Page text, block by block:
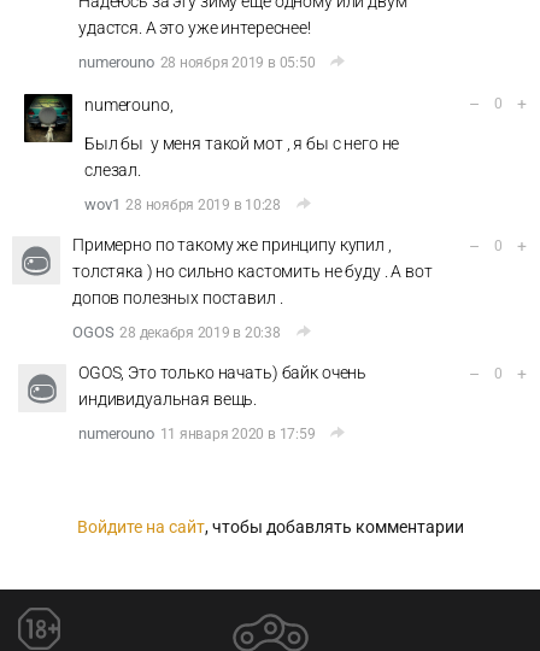
удастся. А это уже интереснее!
numerouno 28 ноября 2019 в 05:50
numerouno,
Был бы у меня такой мот , я бы с него не
слезал.
wov1 28 ноября 2019 в 10:28
– 0 +
Примерно по такому же принципу купил ,
толстяка ) но сильно кастомить не буду . А вот
допов полезных поставил .
OGOS 28 декабря 2019 в 20:38
– 0 +
OGOS, Это только начать) байк очень
индивидуальная вещь.
numerouno 11 января 2020 в 17:59
– 0 +
Войдите на сайт, чтобы добавлять комментарии